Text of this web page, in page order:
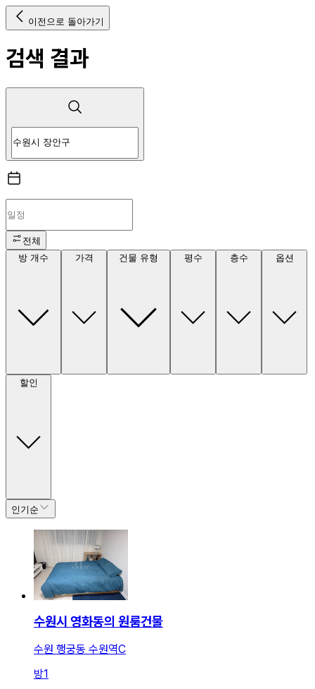
이전으로 돌아가기
검색 결과
전체
방 개수
가격 건물 유형 평수 층수 옵션
할인
인기순
수원시 영화동의 원룸건물
수원 행궁동 수원역C
방1